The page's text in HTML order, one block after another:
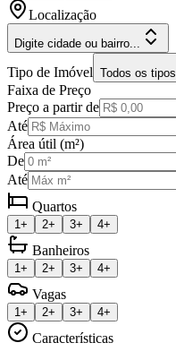
Localização
Digite cidade ou bairro...
Tipo de Imóvel Todos os tipos
Faixa de Preço
Preço a partir de
Até
Área útil (m²)
De
Até
Quartos
1+ 2+ 3+ 4+
Banheiros
1+ 2+ 3+ 4+
Vagas
1+ 2+ 3+ 4+
Características